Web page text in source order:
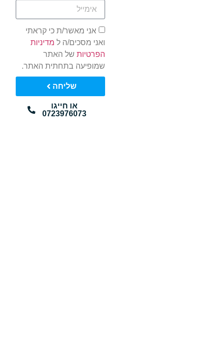
אני מאשר/ת כי קראתי
ואני מסכים/ה ל מדיניות
הפרטיות של האתר
שמופיעה בתחתית האתר.
שליחה
או חייגו
0723976073